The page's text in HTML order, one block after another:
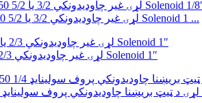
د MORC MC50 لړۍ غیر چاودیدونکي 3/2 یا 5/2 Solenoid 1 ...
د MC50 لړۍ غیر چاودیدونکي 2/3 یا 5/2 Solenoid 1″